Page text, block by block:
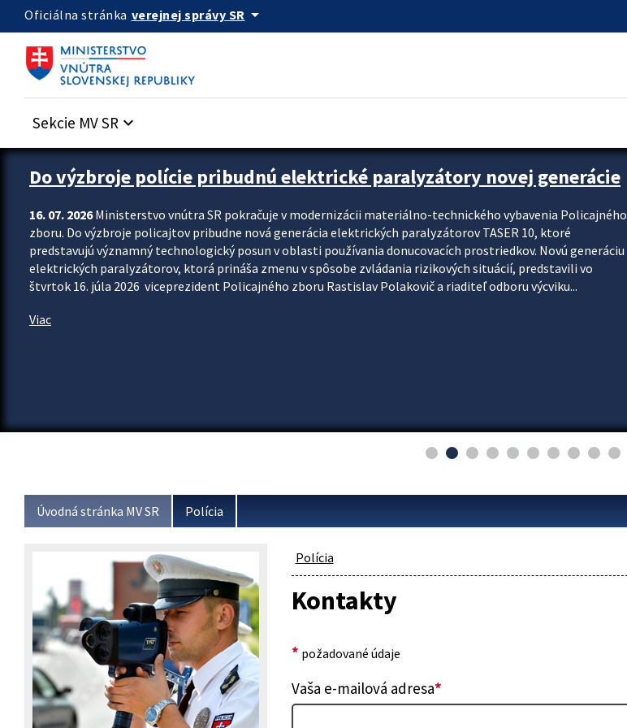
Preskocit na hlavný obsah
Oficiálna stránka verejnej správy SR arrow_drop_down
Sekcie MV SR keyboard_arrow_down
Zastavit automatický posun upútavok
Do výzbroje polície pribudnú elektrické paralyzátory novej generácie
16. 07. 2026Ministerstvo vnútra SR pokračuje v modernizácii materiálno-technického vybavenia Policajného
zboru. Do výzbroje policajtov pribudne nová generácia elektrických paralyzátorov TASER 10, ktoré
predstavujú významný technologický posun v oblasti používania donucovacích prostriedkov. Novú generáciu
elektrických paralyzátorov, ktorá prináša zmenu v spôsobe zvládania rizikových situácií, predstavili vo
štvrtok 16. júla 2026 viceprezident Policajného zboru Rastislav Polakovič a riaditeľ odboru výcviku...
Viac
Úvodná stránka MV SR Polícia
Polícia
Kontakty
* požadované údaje
Vaša e-mailová adresa*